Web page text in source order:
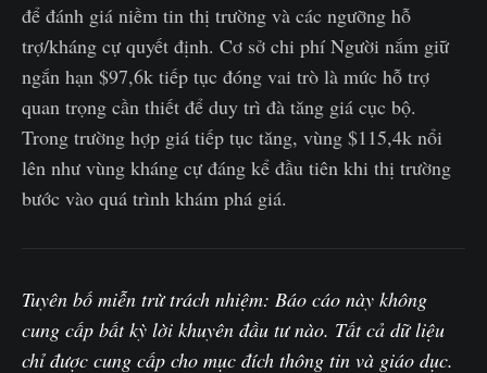
để đánh giá niềm tin thị trường và các ngưỡng hỗ
trợ/kháng cự quyết định. Cơ sở chi phí Người nắm giữ
ngắn hạn $97,6k tiếp tục đóng vai trò là mức hỗ trợ
quan trọng cần thiết để duy trì đà tăng giá cục bộ.
Trong trường hợp giá tiếp tục tăng, vùng $115,4k nổi
lên như vùng kháng cự đáng kể đầu tiên khi thị trường
bước vào quá trình khám phá giá.
Tuyên bố miễn trừ trách nhiệm: Báo cáo này không
cung cấp bất kỳ lời khuyên đầu tư nào. Tất cả dữ liệu
chỉ được cung cấp cho mục đích thông tin và giáo dục.